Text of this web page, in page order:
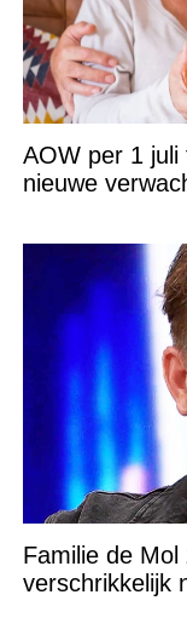
AOW per 1 juli
nieuwe
Familie de
verschrikkelijk